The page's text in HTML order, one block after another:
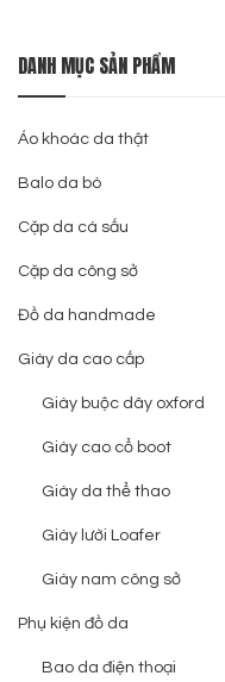
DANH MỤC SẢN PHẨM
Áo khoác da thật
Balo da bò
Cặp da cá sấu
Cặp da công sở
Đồ da handmade
Giày da cao cấp
Giày buộc dây oxford
Giày cao cổ boot
Giày da thể thao
Giày lười Loafer
Giày nam công sở
Phụ kiện đồ da
Bao da điện thoại